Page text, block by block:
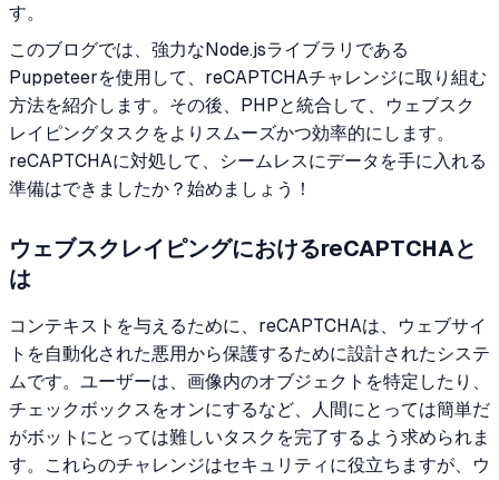
す。
このブログでは、強力なNode.jsライブラリである
Puppeteerを使用して、reCAPTCHAチャレンジに取り組む
方法を紹介します。その後、PHPと統合して、ウェブスク
レイピングタスクをよりスムーズかつ効率的にします。
reCAPTCHAに対処して、シームレスにデータを手に入れる
準備はできましたか？始めましょう！
ウェブスクレイピングにおけるreCAPTCHAと
は
コンテキストを与えるために、reCAPTCHAは、ウェブサイ
トを自動化された悪用から保護するために設計されたシステ
ムです。ユーザーは、画像内のオブジェクトを特定したり、
チェックボックスをオンにするなど、人間にとっては簡単だ
がボットにとっては難しいタスクを完了するよう求められま
す。これらのチャレンジはセキュリティに役立ちますが、ウ